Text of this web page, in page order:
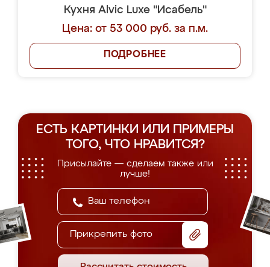
Кухня Alvic Luxe "Исабель"
Цена: от 53 000 руб. за п.м.
ПОДРОБНЕЕ
ЕСТЬ КАРТИНКИ ИЛИ ПРИМЕРЫ
ТОГО, ЧТО НРАВИТСЯ?
Присылайте — сделаем также или
лучше!
Прикрепить фото